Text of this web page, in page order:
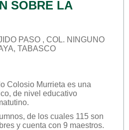
SOBRE LA
PASO , COL. NINGUNO
TABASCO
Colosio Murrieta es una
, de nivel educativo
.
de los cuales 115 son
y cuenta con 9 maestros.